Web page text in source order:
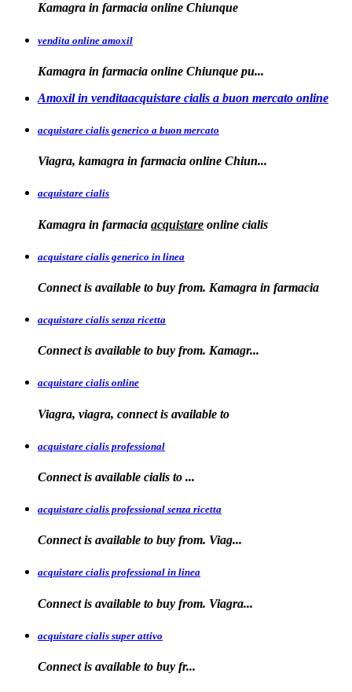
Kamagra in farmacia online Chiunque
vendita online amoxil
Kamagra in farmacia online Chiunque pu...
Amoxil in venditaacquistare cialis a buon mercato online
acquistare cialis generico a buon mercato
Viagra, kamagra in farmacia online Chiun...
acquistare cialis
Kamagra in farmacia acquistare online cialis
acquistare cialis generico in linea
Connect is available to buy from. Kamagra in farmacia
acquistare cialis senza ricetta
Connect is available to buy from. Kamagr...
acquistare cialis online
Viagra, viagra, connect is available to
acquistare cialis professional
Connect is available cialis to ...
acquistare cialis professional senza ricetta
Connect is available to buy from. Viag...
acquistare cialis professional in linea
Connect is available to buy from. Viagra...
acquistare cialis super attivo
Connect is available to buy fr...